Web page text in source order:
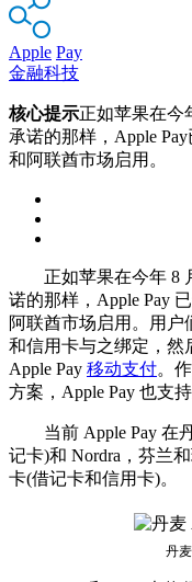
Apple Pay
金融科技
核心提示正如苹果在今
承诺的那样，Apple
和阿联酋市场启用。
正如苹果在今年 8
诺的那样，Apple Pay
阿联酋市场启用。用
和信用卡与之绑定，然
Apple Pay 移动支付。
方案，Apple Pay 也支
当前 Apple Pay 在丹
记卡)和 Nordra，芬兰
卡(借记卡和信用卡)。
丹